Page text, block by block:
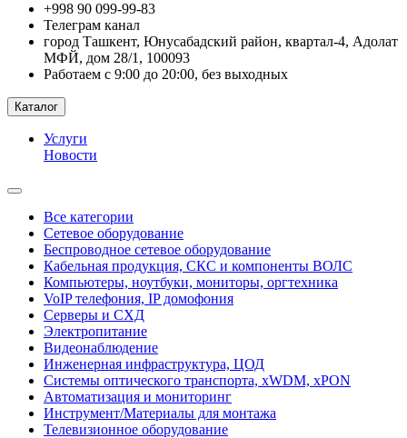
+998 90 099-99-83
Телеграм канал
город Ташкент, Юнусабадский район, квартал-4, Адолат
МФЙ, дом 28/1, 100093
Работаем с 9:00 до 20:00, без выходных
Каталог
Услуги
Новости
Все категории
Сетевое оборудование
Беспроводное сетевое оборудование
Кабельная продукция, СКС и компоненты ВОЛС
Компьютеры, ноутбуки, мониторы, оргтехника
VoIP телефония, IP домофония
Серверы и СХД
Электропитание
Видеонаблюдение
Инженерная инфраструктура, ЦОД
Системы оптического транспорта, xWDM, xPON
Автоматизация и мониторинг
Инструмент/Материалы для монтажа
Телевизионное оборудование